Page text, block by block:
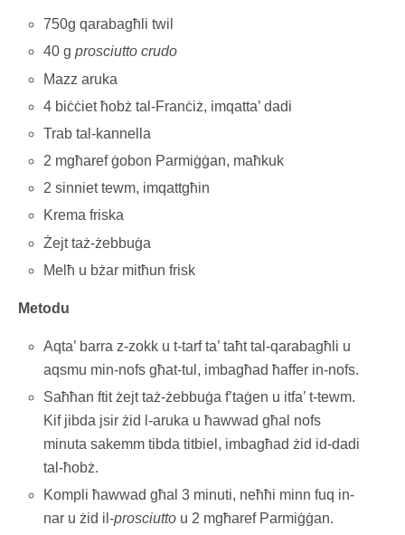
750g qarabagħli twil
40 gprosciutto crudo
Mazz aruka
4 biċċiet ħobż tal-Franċiż, imqatta’ dadi
Trab tal-kannella
2 mgħaref ġobon Parmiġġan, maħkuk
2 sinniet tewm, imqattgħin
Krema friska
Żejt taż-żebbuġa
Melħ u bżar mitħun frisk
Metodu
Aqta’ barra z-zokk u t-tarf ta’ taħt tal-qarabagħli u
aqsmu min-nofs għat-tul, imbagħad ħaffer in-nofs.
Saħħan ftit żejt taż-żebbuġa f’taġen u itfa’ t-tewm.
Kif jibda jsir żid l-aruka u ħawwad għal nofs
minuta sakemm tibda titbiel, imbagħad żid id-dadi
tal-ħobż.
Kompli ħawwad għal 3 minuti, neħħi minn fuq in-
nar u żid il-prosciutto u 2 mgħaref Parmiġġan.